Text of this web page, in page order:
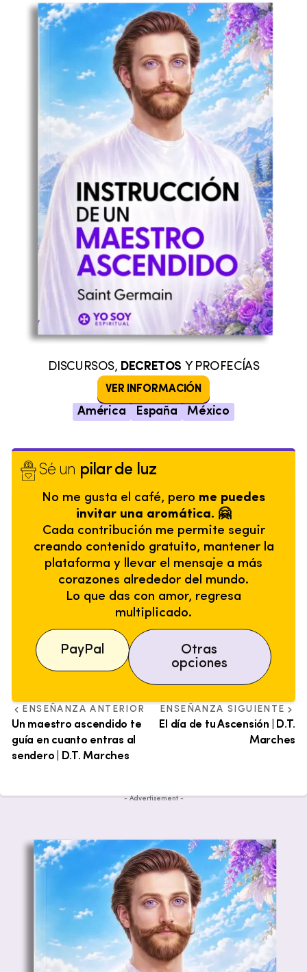
DISCURSOS, DECRETOS Y PROFECÍAS
VER INFORMACIÓN
América España México
Sé un pilar de luz
No me gusta el café, pero me puedes
invitar una aromática. 🤗
Cada contribución me permite seguir
creando contenido gratuito, mantener la
plataforma y llevar el mensaje a más
corazones alrededor del mundo.
Lo que das con amor, regresa
multiplicado.
PayPal
Otras
opciones
ENSEÑANZA ANTERIOR
Un maestro ascendido te
guía en cuanto entras al
sendero | D.T. Marches
ENSEÑANZA SIGUIENTE
El día de tu Ascensión | D.T.
Marches
- Advertisement -